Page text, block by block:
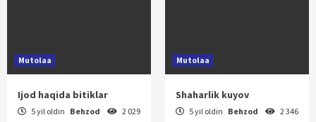
Mutolaa
Ijod haqida bitiklar
5 yil oldin Behzod 2 029
Mutolaa
Shaharlik kuyov
5 yil oldin Behzod 2 346